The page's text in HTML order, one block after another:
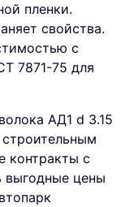
пленки.
свойства.
с
7871-75 для
АД1 d 3.15
контракты с
выгодные цены